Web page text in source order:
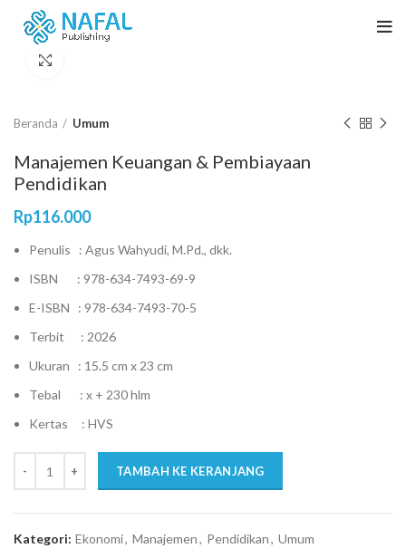
Beranda Umum
Manajemen Keuangan & Pembiayaan
Pendidikan
Rp116.000
Penulis : Agus Wahyudi, M.Pd., dkk.
ISBN : 978-634-7493-69-9
E-ISBN : 978-634-7493-70-5
Terbit : 2026
Ukuran : 15.5 cm x 23 cm
Tebal : x + 230 hlm
Kertas : HVS
TAMBAH KE KERANJANG
Kategori: Ekonomi, Manajemen, Pendidikan, Umum